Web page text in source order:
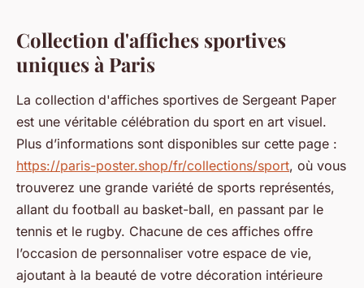
Collection d'affiches sportives
uniques à Paris
La collection d'affiches sportives de Sergeant Paper
est une véritable célébration du sport en art visuel.
Plus d’informations sont disponibles sur cette page :
https://paris-poster.shop/fr/collections/sport, où vous
trouverez une grande variété de sports représentés,
allant du football au basket-ball, en passant par le
tennis et le rugby. Chacune de ces affiches offre
l’occasion de personnaliser votre espace de vie,
ajoutant à la beauté de votre décoration intérieure